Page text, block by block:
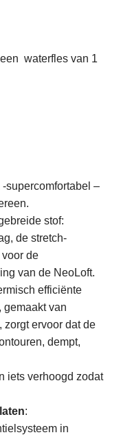
waterfles van 1
supercomfortabel –
stof:
de stretch-
de
van de NeoLoft.
efficiënte
gemaakt van
zorgt ervoor dat de
dempt,
iets verhoogd zodat
:
in